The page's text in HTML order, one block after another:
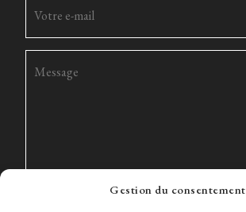
Gestion du consentement